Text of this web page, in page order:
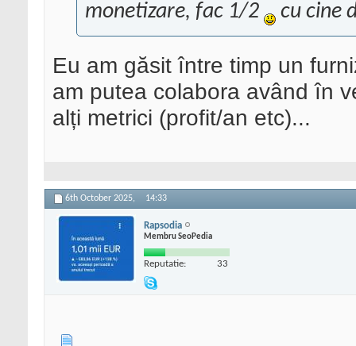
monetizare, fac 1/2
cu cine
Eu am găsit între timp un
am putea colabora având în
alți metrici (profit/an etc)...
6th October 2025, 14:33
Rapsodia
Membru SeoPedia
Reputatie: 33